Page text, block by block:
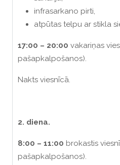
infrasarkano pirti,
atpūtas telpu ar stikla
17:00 – 20:00 vakariņas
pašapkalpošanos).
Nakts viesnīcā.
2. diena.
8:00 – 11:00 brokastis
pašapkalpošanos).